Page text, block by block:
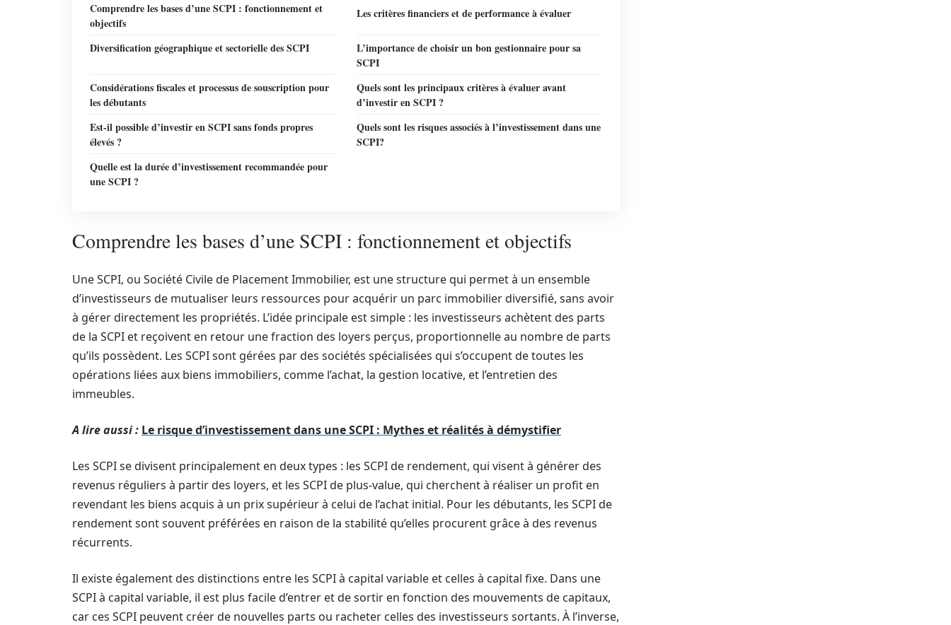
Comprendre les bases d’une SCPI : fonctionnement et
objectifs
Les critères financiers et de performance à évaluer
Diversification géographique et sectorielle des SCPI
L’importance de choisir un bon gestionnaire pour sa
SCPI
Considérations fiscales et processus de souscription pour
les débutants
Quels sont les principaux critères à évaluer avant
d’investir en SCPI ?
Est-il possible d’investir en SCPI sans fonds propres
élevés ?
Quels sont les risques associés à l’investissement dans une
SCPI?
Quelle est la durée d’investissement recommandée pour
une SCPI ?
Comprendre les bases d’une SCPI : fonctionnement et objectifs
Une SCPI, ou Société Civile de Placement Immobilier, est une structure qui permet à un ensemble
d’investisseurs de mutualiser leurs ressources pour acquérir un parc immobilier diversifié, sans avoir
à gérer directement les propriétés. L’idée principale est simple : les investisseurs achètent des parts
de la SCPI et reçoivent en retour une fraction des loyers perçus, proportionnelle au nombre de parts
qu’ils possèdent. Les SCPI sont gérées par des sociétés spécialisées qui s’occupent de toutes les
opérations liées aux biens immobiliers, comme l’achat, la gestion locative, et l’entretien des
immeubles.
A lire aussi : Le risque d’investissement dans une SCPI : Mythes et réalités à démystifier
Les SCPI se divisent principalement en deux types : les SCPI de rendement, qui visent à générer des
revenus réguliers à partir des loyers, et les SCPI de plus-value, qui cherchent à réaliser un profit en
revendant les biens acquis à un prix supérieur à celui de l’achat initial. Pour les débutants, les SCPI de
rendement sont souvent préférées en raison de la stabilité qu’elles procurent grâce à des revenus
récurrents.
Il existe également des distinctions entre les SCPI à capital variable et celles à capital fixe. Dans une
SCPI à capital variable, il est plus facile d’entrer et de sortir en fonction des mouvements de capitaux,
car ces SCPI peuvent créer de nouvelles parts ou racheter celles des investisseurs sortants. À l’inverse,